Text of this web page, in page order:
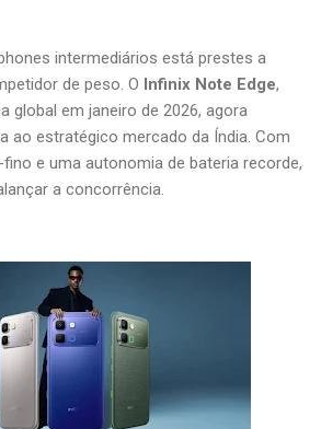
intermediários está prestes a
de peso. O Infinix Note Edge,
global em janeiro de 2026, agora
ao estratégico mercado da Índia. Com
e uma autonomia de bateria recorde,
a concorrência.